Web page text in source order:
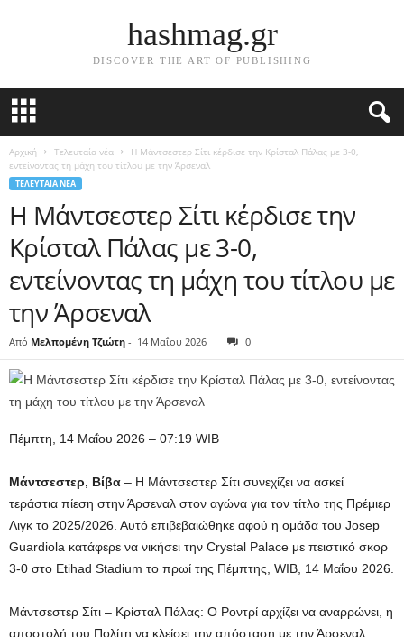
hashmag.gr
DISCOVER THE ART OF PUBLISHING
Αρχική Τελευταία νέα
Η Μάντσεστερ Σίτι κέρδισε την Κρίσταλ Πάλας με 3-0,
εντείνοντας τη μάχη του τίτλου με την Άρσεναλ
ΤΕΛΕΥΤΑΊΑ ΝΈΑ
Η Μάντσεστερ Σίτι κέρδισε την
Κρίσταλ Πάλας με 3-0,
εντείνοντας τη μάχη του τίτλου με
την Άρσεναλ
Από Μελπομένη Τζιώτη - 14 Μαΐου 2026 0
Πέμπτη, 14 Μαΐου 2026 – 07:19 WIB
Μάντσεστερ, Βίβα – Η Μάντσεστερ Σίτι συνεχίζει να ασκεί
τεράστια πίεση στην Άρσεναλ στον αγώνα για τον τίτλο της Πρέμιερ
Λιγκ το 2025/2026. Αυτό επιβεβαιώθηκε αφού η ομάδα του Josep
Guardiola κατάφερε να νικήσει την Crystal Palace με πειστικό σκορ
3-0 στο Etihad Stadium το πρωί της Πέμπτης, WIB, 14 Μαΐου 2026.
Μάντσεστερ Σίτι – Κρίσταλ Πάλας: Ο Ροντρί αρχίζει να αναρρώνει, η
αποστολή του Πολίτη να κλείσει την απόσταση με την Άρσεναλ